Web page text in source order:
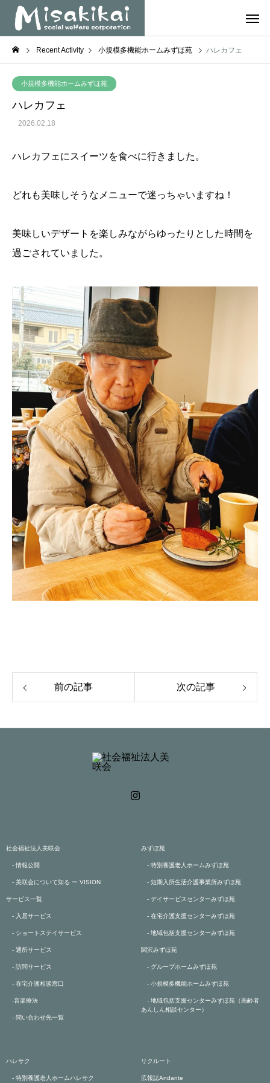
Recent Activity 小規模多機能ホームみずほ苑 ハレカフェ
小規模多機能ホームみずほ苑
ハレカフェ
2026.02.18
ハレカフェにスイーツを食べに行きました。
どれも美味しそうなメニューで迷っちゃいますね！
美味しいデザートを楽しみながらゆったりとした時間を
過ごされていました。
前の記事 次の記事
社会福祉法人美咲会
- 情報公開
- 美咲会について知る ー VISION
サービス一覧
- 入居サービス
- ショートステイサービス
- 通所サービス
- 訪問サービス
- 在宅介護相談窓口
-音楽療法
- 問い合わせ先一覧
みずほ苑
- 特別養護老人ホームみずほ苑
- 短期入所生活介護事業所みずほ苑
- デイサービスセンターみずほ苑
- 在宅介護支援センターみずほ苑
- 地域包括支援センターみずほ苑
関沢みずほ苑
- グループホームみずほ苑
- 小規模多機能ホームみずほ苑
- 地域包括支援センターみずほ苑（高齢者
あんしん相談センター）
ハレサク
- 特別養護老人ホームハレサク
リクルート
広報誌Andante